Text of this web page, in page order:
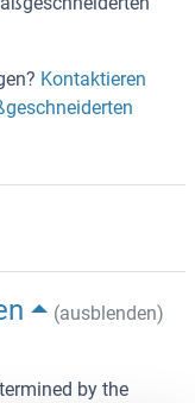
Kontaktieren
(ausblenden)
by the